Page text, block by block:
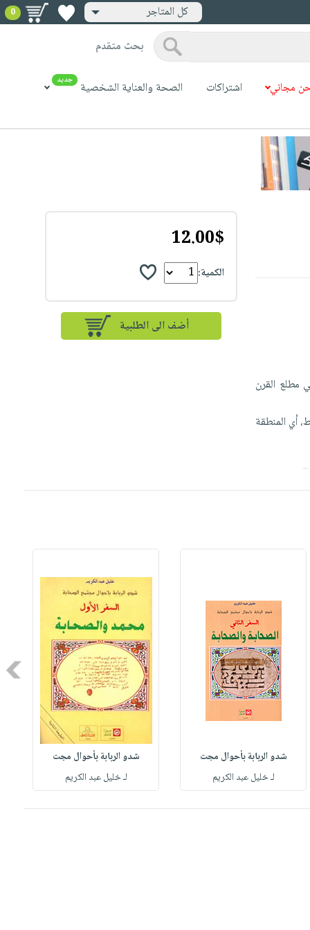
كل المتاجر 0
بحث متقدم
مجاني اشتراكات الصحة والعناية الشخصية جديد
مطلع القرن
أي المنطقة
12.00$
الكمية:
أضف الى الطلبية
شدو الربابة بأحوال مجت
لـ خليل عبد الكريم
شدو الربابة بأحوال مجت
لـ خليل عبد الكريم